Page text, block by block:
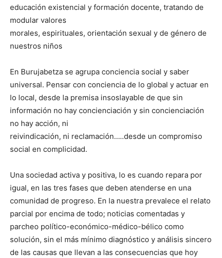
educación existencial y formación docente, tratando de
modular valores
morales, espirituales, orientación sexual y de género de
nuestros niños
En Burujabetza se agrupa conciencia social y saber
universal. Pensar con conciencia de lo global y actuar en
lo local, desde la premisa insoslayable de que sin
información no hay concienciación y sin concienciación
no hay acción, ni
reivindicación, ni reclamación…..desde un compromiso
social en complicidad.
Una sociedad activa y positiva, lo es cuando repara por
igual, en las tres fases que deben atenderse en una
comunidad de progreso. En la nuestra prevalece el relato
parcial por encima de todo; noticias comentadas y
parcheo político-económico-médico-bélico como
solución, sin el más mínimo diagnóstico y análisis sincero
de las causas que llevan a las consecuencias que hoy